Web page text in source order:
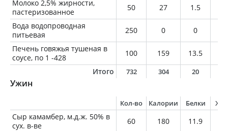
Молоко 2,5% жирности,
пастеризованное
50 27 1.5
Вода водопроводная
питьевая
250 0 0
Печень говяжья тушеная в
соусе, по 1 -428
100 159 13.5
Итого
732 304 20
Ужин
Кол-во Калории Белки
Сыр камамбер, м.д.ж. 50% в
сух. в-ве
60 180 11.9